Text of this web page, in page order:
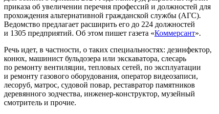
приказа об увеличении перечня профессий и должностей для
прохождения альтернативной гражданской службы (АГС).
Ведомство предлагает расширить его до 224 должностей
и 1305 предприятий. Об этом пишет газета «Коммерсант».
Речь идет, в частности, о таких специальностях: дезинфектор,
конюх, машинист бульдозера или экскаватора, слесарь
по ремонту вентиляции, тепловых сетей, по эксплуатации
и ремонту газового оборудования, оператор видеозаписи,
лесоруб, матрос, судовой повар, реставратор памятников
деревянного зодчества, инженер-конструктор, музейный
смотритель и прочие.